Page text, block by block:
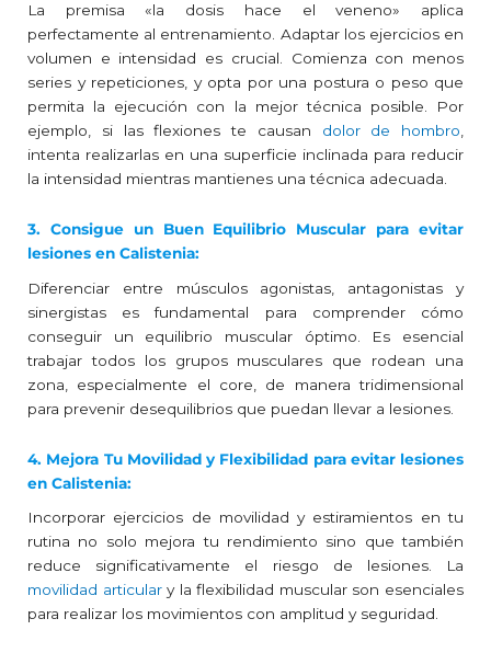
La premisa «la dosis hace el veneno» aplica
perfectamente al entrenamiento. Adaptar los ejercicios en
volumen e intensidad es crucial. Comienza con menos
series y repeticiones, y opta por una postura o peso que
permita la ejecución con la mejor técnica posible. Por
ejemplo, si las flexiones te causan dolor de hombro,
intenta realizarlas en una superficie inclinada para reducir
la intensidad mientras mantienes una técnica adecuada.
3. Consigue un Buen Equilibrio Muscular para evitar
lesiones en Calistenia:
Diferenciar entre músculos agonistas, antagonistas y
sinergistas es fundamental para comprender cómo
conseguir un equilibrio muscular óptimo. Es esencial
trabajar todos los grupos musculares que rodean una
zona, especialmente el core, de manera tridimensional
para prevenir desequilibrios que puedan llevar a lesiones.
4. Mejora Tu Movilidad y Flexibilidad para evitar lesiones
en Calistenia:
Incorporar ejercicios de movilidad y estiramientos en tu
rutina no solo mejora tu rendimiento sino que también
reduce significativamente el riesgo de lesiones. La
movilidad articulary la flexibilidad muscular son esenciales
para realizar los movimientos con amplitud y seguridad.